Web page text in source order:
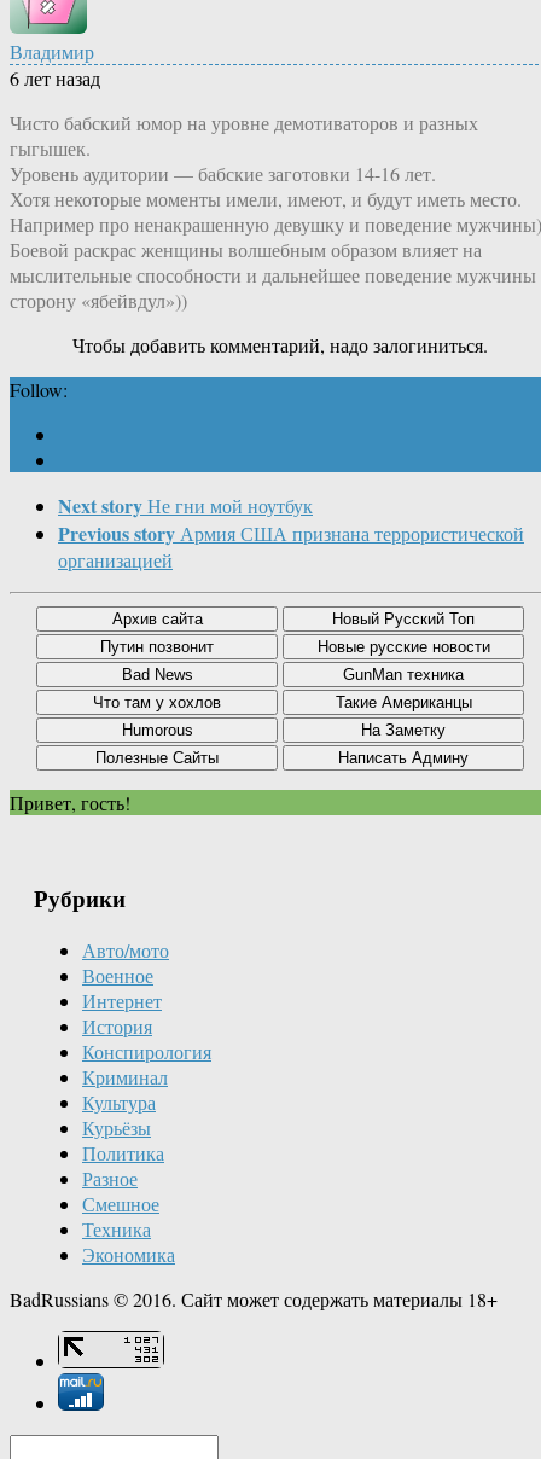
Владимир
6 лет назад
Чисто бабский юмор на уровне демотиваторов и разных
гыгышек.
Уровень аудитории — бабские заготовки 14-16 лет.
Хотя некоторые моменты имели, имеют, и будут иметь место.
Например про ненакрашенную девушку и поведение
Боевой раскрас женщины волшебным образом влияет на
мыслительные способности и дальнейшее поведение мужчины
сторону «ябейвдул»))
Чтобы добавить комментарий, надо залогиниться.
Follow:
Next storyНе гни мой ноутбук
Previous storyАрмия США признана террористической
организацией
Привет, гость!
Рубрики
Авто/мото
Военное
Интернет
История
Конспирология
Криминал
Культура
Курьёзы
Политика
Разное
Смешное
Техника
Экономика
BadRussians © 2016. Сайт может содержать материалы 18+